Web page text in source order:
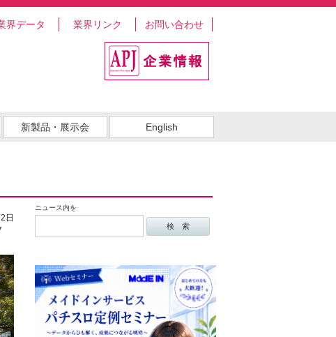
界データ 業界リンク お問い合わせ
新製品・展示会 English
ニュース内を
日